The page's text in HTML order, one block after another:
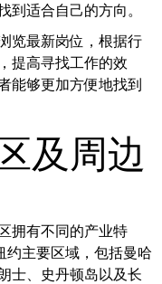
到适合自己的方向。
览最新岗位，根据行
提高寻找工作的效
能够更加方便地找到
及周边
拥有不同的产业特
约主要区域，包括曼哈
士、史丹顿岛以及长